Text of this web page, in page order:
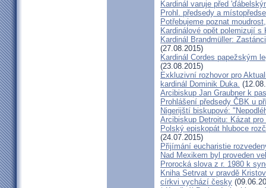
Kardinál varuje před
Prohl. předsedy a
Potřebujeme poznat
Kardinálové opět polemizují
Kardinál Brandmüller:
(27.08.2015)
Kardinál Cordes papežským
(23.08.2015)
Exkluzivní rozhovor pro
kardinál Dominik Duka.
Arcibiskup Jan Graubner k
Prohlášení předsedy ČBK u
Nigerijští biskupové:
Arcibiskup Detroitu: Kázat
Polský episkopát hluboce
(24.07.2015)
Přijímání eucharistie
Nad Mexikem byl proveden
Prorocká slova z r. 1980 k
Kniha Setrvat v pravdě
církvi vychází česky